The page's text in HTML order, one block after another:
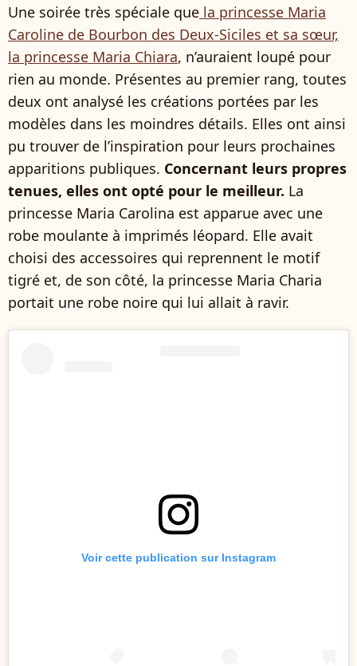
Une soirée très spéciale que la princesse Maria
Caroline de Bourbon des Deux-Siciles et sa sœur,
la princesse Maria Chiara, n’auraient loupé pour
rien au monde. Présentes au premier rang, toutes
deux ont analysé les créations portées par les
modèles dans les moindres détails. Elles ont ainsi
pu trouver de l’inspiration pour leurs prochaines
apparitions publiques. Concernant leurs propres
tenues, elles ont opté pour le meilleur. La
princesse Maria Carolina est apparue avec une
robe moulante à imprimés léopard. Elle avait
choisi des accessoires qui reprennent le motif
tigré et, de son côté, la princesse Maria Charia
portait une robe noire qui lui allait à ravir.
Voir cette publication sur Instagram